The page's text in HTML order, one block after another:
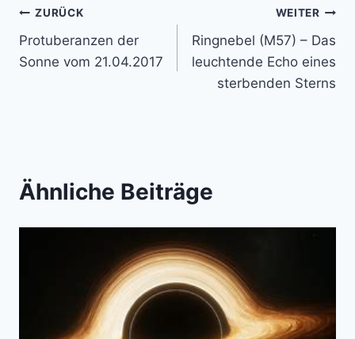
Beitragsnavigation
ZURÜCK
Protuberanzen der
Sonne vom 21.04.2017
WEITER
Ringnebel (M57) – Das
leuchtende Echo eines
sterbenden Sterns
Ähnliche Beiträge